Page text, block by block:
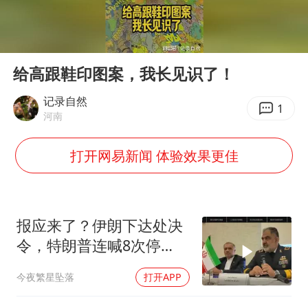
女主硬加吻戏短剧已下架
周末打虎 宋致远被查
女子网购名牌包发现是自己丢的那只
《给阿嬷的情书》售后来了
万岁山接盘烂尾恒大文旅城
上海轮渡全线停航
人民的健康、体质、幸福一脉相承
Play
给高跟鞋印图案，我长见识了！
记录自然
河南 1
打开网易新闻 体验效果更佳
报应来了？伊朗下达处决
令，特朗普连喊8次停
手，海外资产遭清算
今夜繁星坠落 打开APP